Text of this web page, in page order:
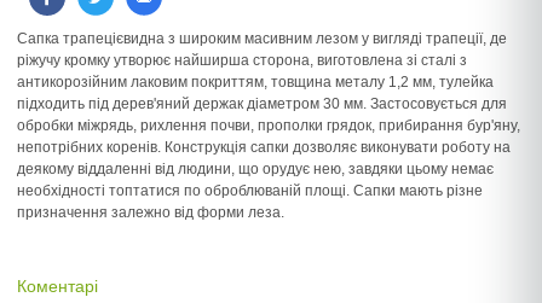
Сапка трапецієвидна з широким масивним лезом у вигляді трапеції, де
ріжучу кромку утворює найширша сторона, виготовлена зі сталі з
антикорозійним лаковим покриттям, товщина металу 1,2 мм, тулейка
підходить під дерев'яний держак діаметром 30 мм. Застосовується для
обробки міжрядь, рихлення почви, прополки грядок, прибирання бур'яну,
непотрібних коренів. Конструкція сапки дозволяє виконувати роботу на
деякому віддаленні від людини, що орудує нею, завдяки цьому немає
необхідності топтатися по оброблюваній площі. Сапки мають різне
призначення залежно від форми леза.
Коментарі